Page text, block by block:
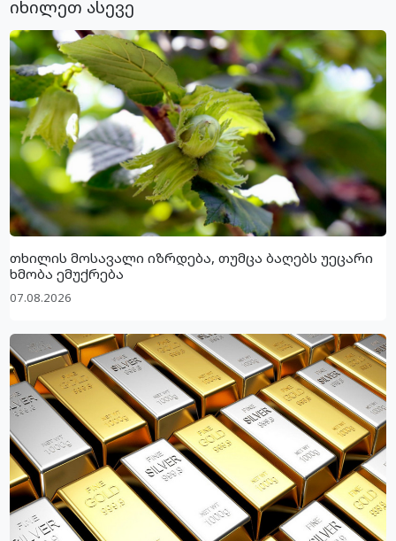
იხილეთ ასევე
თხილის მოსავალი იზრდება, თუმცა ბაღებს უეცარი
ხმობა ემუქრება
07.08.2026